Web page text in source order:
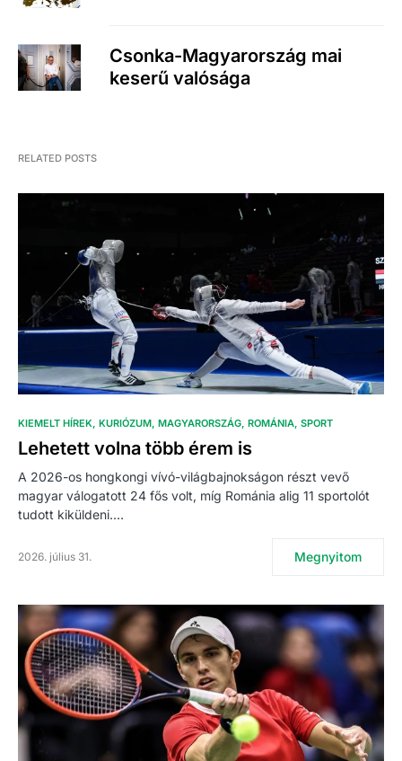
Csonka-Magyarország mai
keserű valósága
RELATED POSTS
KIEMELT HÍREK KURIÓZUM MAGYARORSZÁG ROMÁNIA SPORT
Lehetett volna több érem is
A 2026-os hongkongi vívó-világbajnokságon részt vevő
magyar válogatott 24 fős volt, míg Románia alig 11 sportolót
tudott kiküldeni.…
2026. július 31. Megnyitom